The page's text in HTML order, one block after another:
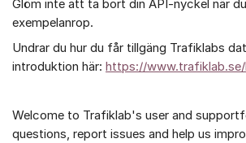
Glöm inte att ta bort din API-nyckel när
exempelanrop.
Undrar du hur du får tillgäng Trafiklabs
introduktion här: https://
Welcome to Trafiklab's user and
questions, report issues and help us